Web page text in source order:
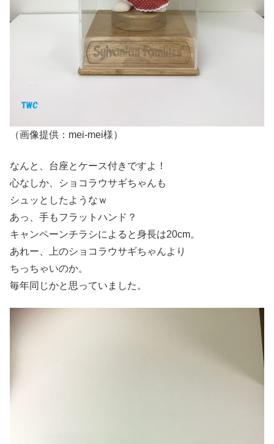
（画像提供：mei-mei様）
なんと、台座とケース付きですよ！
心なしか、ショコラウサギちゃんも
シュッとしたようなｗ
あっ、手もフラットハンド？
キャンペーンチラシによると身長は20cm。
あれー、上のショコラウサギちゃんより
ちっちゃいのか。
毎年同じかと思っていました。